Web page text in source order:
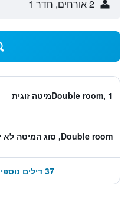
2 אורחים, חדר 1
Double room, 1מיטה זוגית
Double room, סוג המיטה לא ידוע
37 דילים נוספים החל מ-₪109